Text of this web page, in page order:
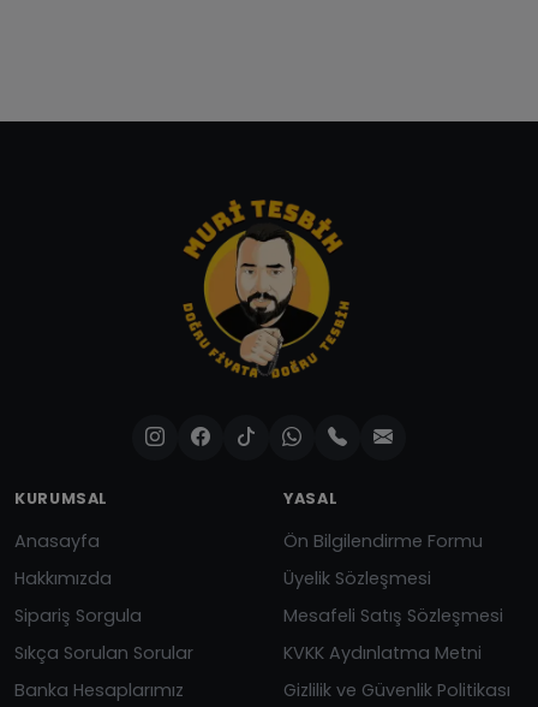
KURUMSAL
Anasayfa
Hakkımızda
Sipariş Sorgula
Sıkça Sorulan Sorular
Banka Hesaplarımız
YASAL
Ön Bilgilendirme Formu
Üyelik Sözleşmesi
Mesafeli Satış Sözleşmesi
KVKK Aydınlatma Metni
Gizlilik ve Güvenlik Politikası